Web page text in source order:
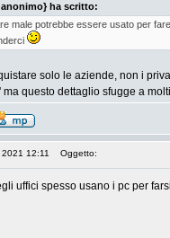
ha scritto:
male potrebbe essere usato per
solo le aziende, non i
ma questo dettaglio sfugge a
12:11 Oggetto:
uffici spesso usano i pc per